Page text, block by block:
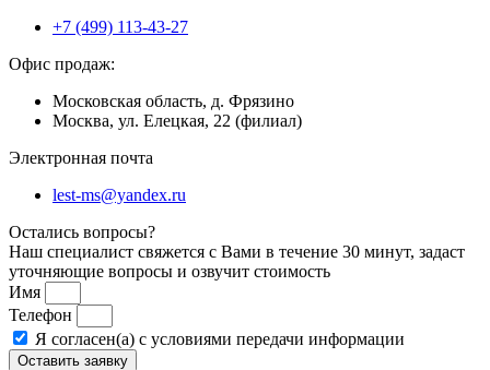
+7 (499) 113-43-27
Офис продаж:
Московская область, д. Фрязино
Москва, ул. Елецкая, 22 (филиал)
Электронная почта
lest-ms@yandex.ru
Остались вопросы?
Наш специалист свяжется с Вами в течение 30 минут, задаст
уточняющие вопросы и озвучит стоимость
Имя
Телефон
Я согласен(а) с условиями передачи информации
Оставить заявку